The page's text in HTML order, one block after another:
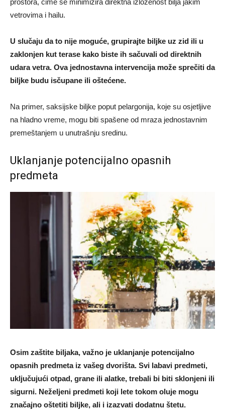
prostora, čime se minimizira direktna izloženost bilja jakim
vetrovima i hailu.
U slučaju da to nije moguće, grupirajte biljke uz zid ili u
zaklonjen kut terase kako biste ih sačuvali od direktnih
udara vetra. Ova jednostavna intervencija može sprečiti da
biljke budu isčupane ili oštećene.
Na primer, saksijske biljke poput pelargonija, koje su osjetljive
na hladno vreme, mogu biti spašene od mraza jednostavnim
premeštanjem u unutrašnju sredinu.
Uklanjanje potencijalno opasnih
predmeta
Osim zaštite biljaka, važno je uklanjanje potencijalno
opasnih predmeta iz vašeg dvorišta. Svi labavi predmeti,
uključujući otpad, grane ili alatke, trebali bi biti sklonjeni ili
sigurni. Neželjeni predmeti koji lete tokom oluje mogu
značajno oštetiti biljke, ali i izazvati dodatnu štetu.